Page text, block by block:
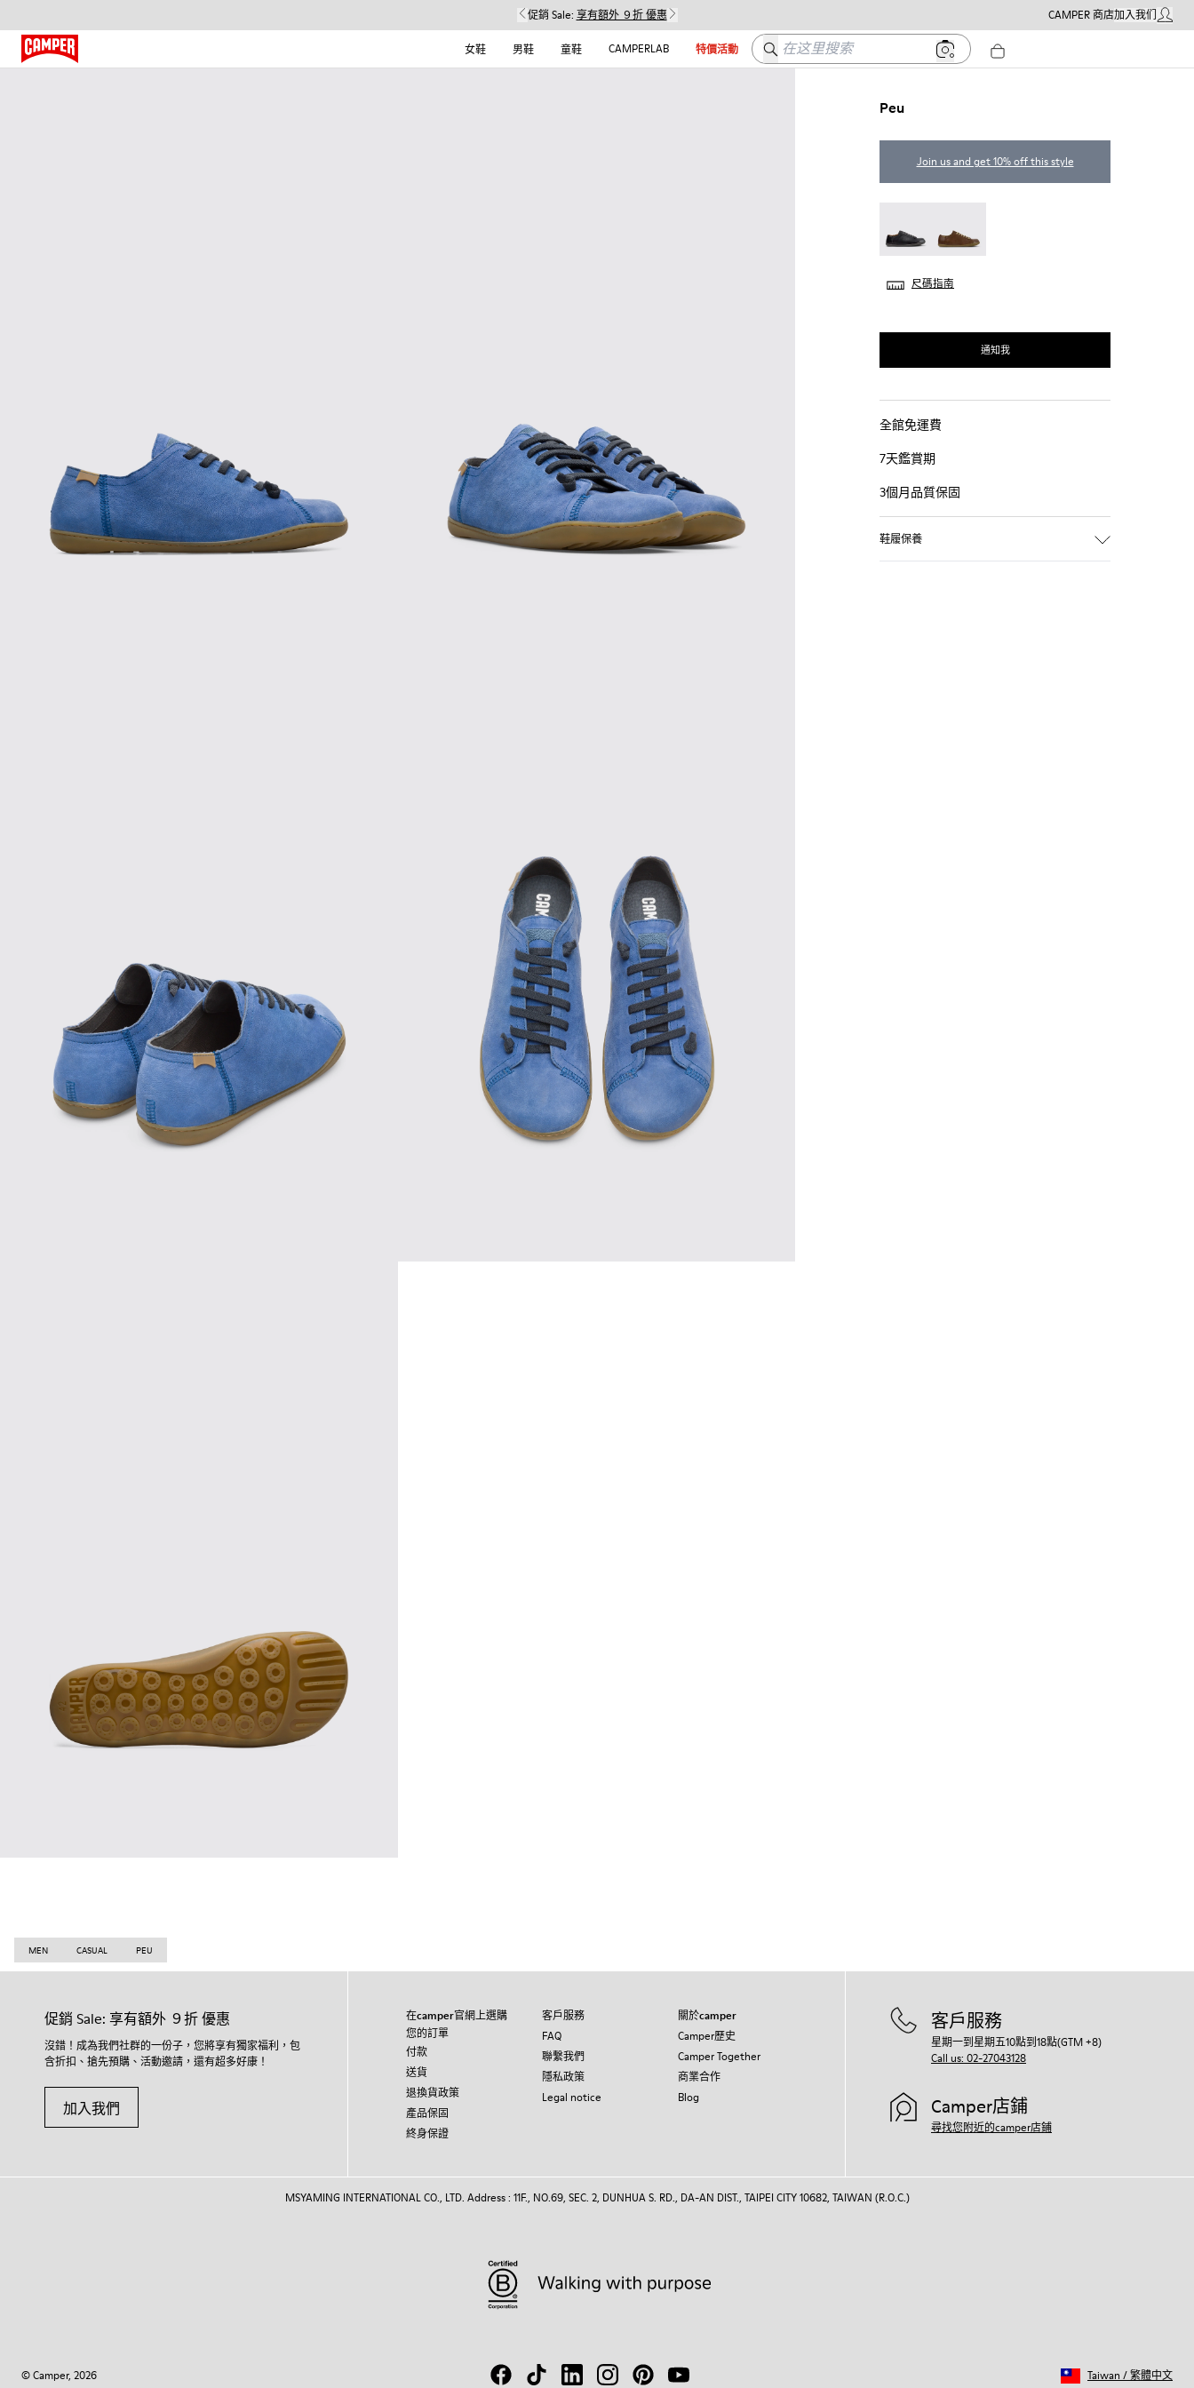
促銷 Sale: 享有額外 ９折 優惠 CAMPER 商店加入我们我的帳
女鞋
男鞋 童鞋 CAMPERLAB 特價活動 在这里搜索
Peu
Join us and get 10% off this style
尺碼指南
通知我
全館免運費
7天鑑賞期
3個月品質保固
鞋履保養
MEN CASUAL PEU
促銷 Sale: 享有額外 ９折 優惠
沒錯！成為我們社群的一份子，您將享有獨家福利，包
含折扣、搶先預購、活動邀請，還有超多好康！
加入我們
在camper官網上選購
您的訂單
付款
送貨
退換貨政策
產品保固
終身保證
客戶服務
FAQ
聯繫我們
隱私政策
Legal notice
關於camper
Camper歷史
Camper Together
商業合作
Blog
客戶服務
星期一到星期五10點到18點(GTM +8)
Call us: 02-27043128
Camper店鋪
尋找您附近的camper店鋪
© Camper, 2026 Taiwan /繁體中文
MSYAMING INTERNATIONAL CO., LTD. Address : 11F., NO.69, SEC. 2, DUNHUA S. RD., DA-AN DIST., TAIPEI CITY 10682, TAIWAN (R.O.C.)